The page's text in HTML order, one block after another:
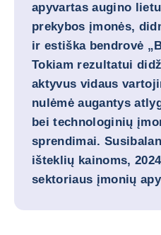
apyvartas augino
prekybos įmonės,
ir estiška bendrovė
Tokiam rezultatui
aktyvus vidaus
nulėmė augantys
bei technologinių
sprendimai.
išteklių kainoms,
sektoriaus įmonių